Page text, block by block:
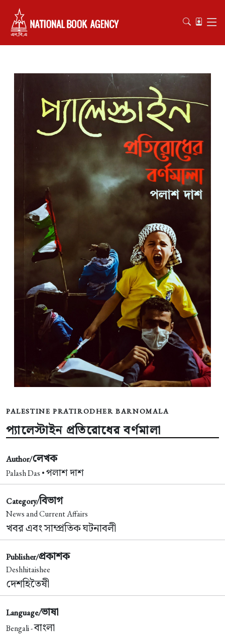
PALESTINE PRATIRODHER BARNOMALA
প্যালেস্টাইন প্রতিরোধের বর্ণমালা
Author/লেখক
Palash Das •পলাশ দাশ
Category/বিভাগ
News and Current Affairs
খবর এবং সাম্প্রতিক ঘটনাবলী
Publisher/প্রকাশক
Deshhitaishee
দেশহিতৈষী
Language/ভাষা
Bengali -বাংলা